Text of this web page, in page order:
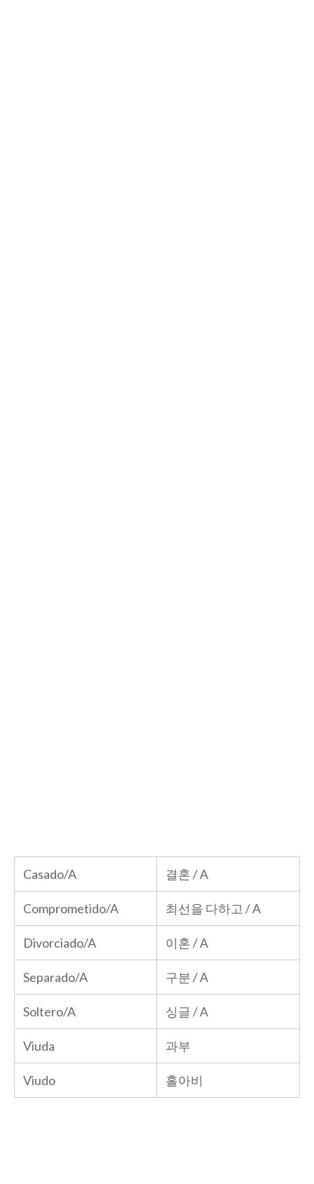
Casado/A 결혼 / A
Comprometido/A 최선을 다하고 / A
Divorciado/A 이혼 / A
Separado/A 구분 / A
Soltero/A 싱글 / A
Viuda 과부
Viudo 홀아비